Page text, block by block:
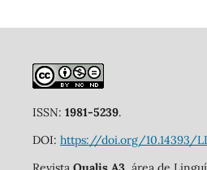
ISSN: 1981-5239.
DOI: https://doi.org/10.14393/